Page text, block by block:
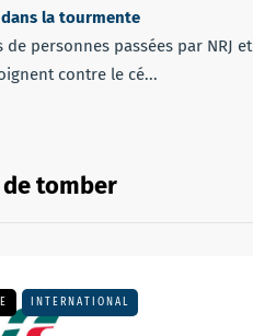
la tourmente
de personnes passées par NRJ et
contre le cé...
tomber
INTERNATIONAL